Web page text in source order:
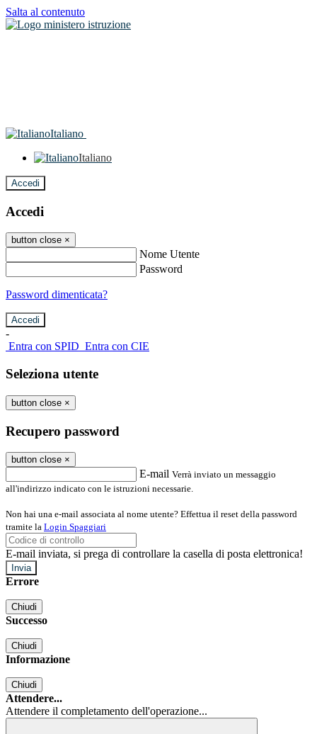
Salta al contenuto
Italiano
Italiano
Accedi
Accedi
button close ×
Nome Utente
Password
Password dimenticata?
-
Entra con SPID Entra con CIE
Seleziona utente
button close ×
Recupero password
button close ×
E-mail Verrà inviato un messaggio
all'indirizzo indicato con le istruzioni necessarie.
Non hai una e-mail associata al nome utente? Effettua il reset della password
tramite la Login Spaggiari
E-mail inviata, si prega di controllare la casella di posta elettronica!
Errore
Chiudi
Successo
Chiudi
Informazione
Chiudi
Attendere...
Attendere il completamento dell'operazione...